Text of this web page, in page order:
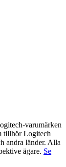
varumärken
tillhör Logitech
andra länder. Alla
ägare. Se